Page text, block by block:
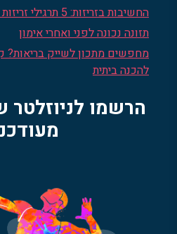
החשיבות בזריזות: 5 תרגילי זריזות שיהפכו אתכם לאלופים
תזונה נכונה לפני ואחרי אימון
להכנה ביתית
הרשמו לניוזלטר